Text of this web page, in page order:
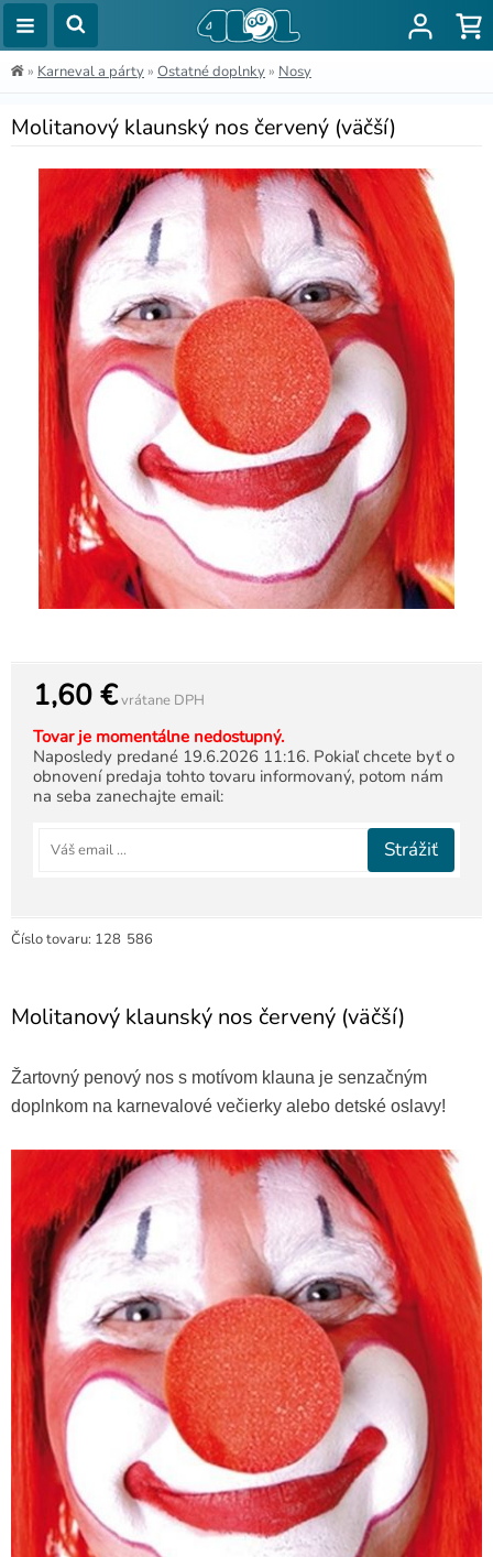
» Karneval a párty » Ostatné doplnky » Nosy
Molitanový klaunský nos červený (väčší)
1,60 €vrátane DPH
Tovar je momentálne nedostupný.
Naposledy predané 19.6.2026 11:16. Pokiaľ chcete byť o
obnovení predaja tohto tovaru informovaný, potom nám
na seba zanechajte email:
Strážiť
Číslo tovaru: 128 586
Molitanový klaunský nos červený (väčší)
Žartovný penový nos s motívom klauna je senzačným
doplnkom na karnevalové večierky alebo detské oslavy!